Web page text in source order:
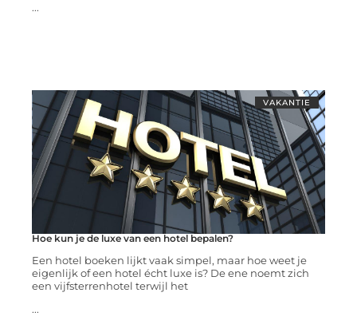
...
VAKANTIE
Hoe kun je de luxe van een hotel bepalen?
Een hotel boeken lijkt vaak simpel, maar hoe weet je
eigenlijk of een hotel écht luxe is? De ene noemt zich
een vijfsterrenhotel terwijl het
...